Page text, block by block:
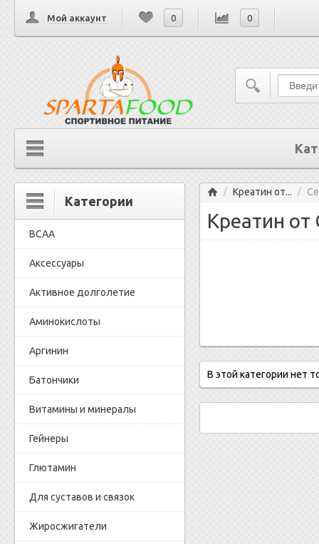
Мой аккаунт 0 0
Категории
BCAA
Аксессуары
Активное долголетие
Аминокислоты
Аргинин
Батончики
Витамины и минералы
Гейнеры
Глютамин
Для суставов и связок
Жиросжигатели
Главная
/ Креатин от... /
Креатин от
В этой категории нет